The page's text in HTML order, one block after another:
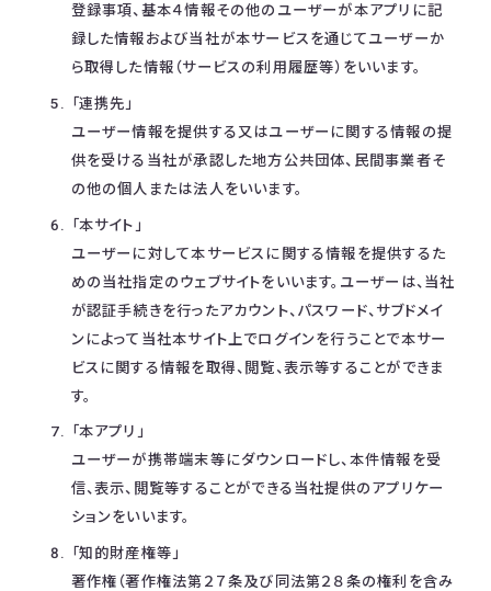
登録事項、基本４情報その他のユーザーが本アプリに記
録した情報および当社が本サービスを通じてユーザーか
ら取得した情報（サービスの利用履歴等）をいいます。
「連携先」
ユーザー情報を提供する又はユーザーに関する情報の提
供を受ける当社が承認した地方公共団体、民間事業者そ
の他の個人または法人をいいます。
「本サイト」
ユーザーに対して本サービスに関する情報を提供するた
めの当社指定のウェブサイトをいいます。ユーザーは、当社
が認証手続きを行ったアカウント、パスワード、サブドメイ
ンによって当社本サイト上でログインを行うことで本サー
ビスに関する情報を取得、閲覧、表示等することができま
す。
「本アプリ」
ユーザーが携帯端末等にダウンロードし、本件情報を受
信、表示、閲覧等することができる当社提供のアプリケー
ションをいいます。
「知的財産権等」
著作権（著作権法第２７条及び同法第２８条の権利を含み